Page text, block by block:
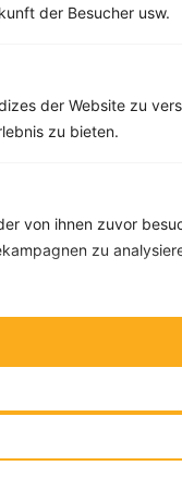
der Besucher usw.
der Website zu
zu bieten.
von ihnen zuvor
zu